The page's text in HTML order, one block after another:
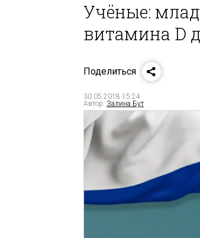
Учёные:
витамина D
Поделиться
30.05.2018 15:24
Автор: Залина Бут